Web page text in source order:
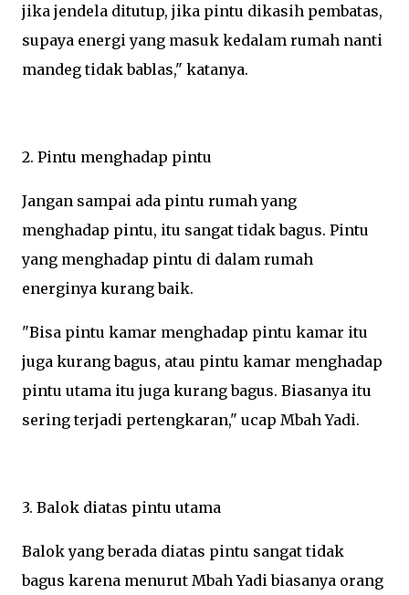
jika jendela ditutup, jika pintu dikasih pembatas,
supaya energi yang masuk kedalam rumah nanti
mandeg tidak bablas," katanya.
2. Pintu menghadap pintu
Jangan sampai ada pintu rumah yang
menghadap pintu, itu sangat tidak bagus. Pintu
yang menghadap pintu di dalam rumah
energinya kurang baik.
"Bisa pintu kamar menghadap pintu kamar itu
juga kurang bagus, atau pintu kamar menghadap
pintu utama itu juga kurang bagus. Biasanya itu
sering terjadi pertengkaran," ucap Mbah Yadi.
3. Balok diatas pintu utama
Balok yang berada diatas pintu sangat tidak
bagus karena menurut Mbah Yadi biasanya orang